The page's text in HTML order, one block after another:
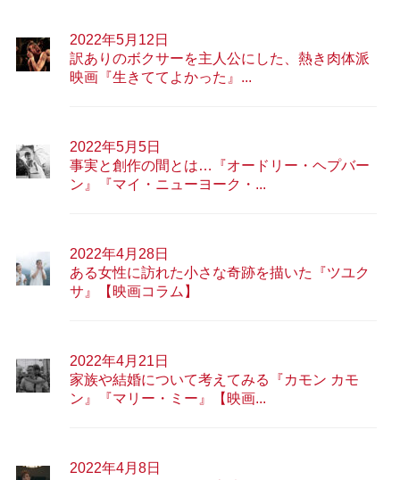
2022年5月12日
訳ありのボクサーを主人公にした、熱き肉体派
映画『生きててよかった』...
2022年5月5日
事実と創作の間とは…『オードリー・ヘプバー
ン』『マイ・ニューヨーク・...
2022年4月28日
ある女性に訪れた小さな奇跡を描いた『ツユク
サ』【映画コラム】
2022年4月21日
家族や結婚について考えてみる『カモン カモ
ン』『マリー・ミー』【映画...
2022年4月8日